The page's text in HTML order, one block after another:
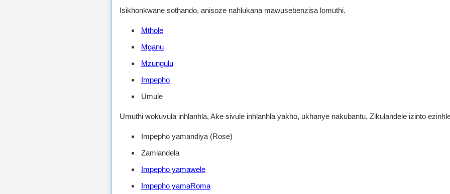
Isikhonkwane sothando, anisoze nahlukana mawusebenzisa lomuthi.
Mthole
Mganu
Mzungulu
Impepho
Umule
Umuthi wokuvula inhlanhla, Ake sivule inhlanhla yakho, ukhanye nakubantu. Zikulandele izinto
Impepho yamandiya (Rose)
Zamlandela
Impepho yamawele
Impepho yamaRoma